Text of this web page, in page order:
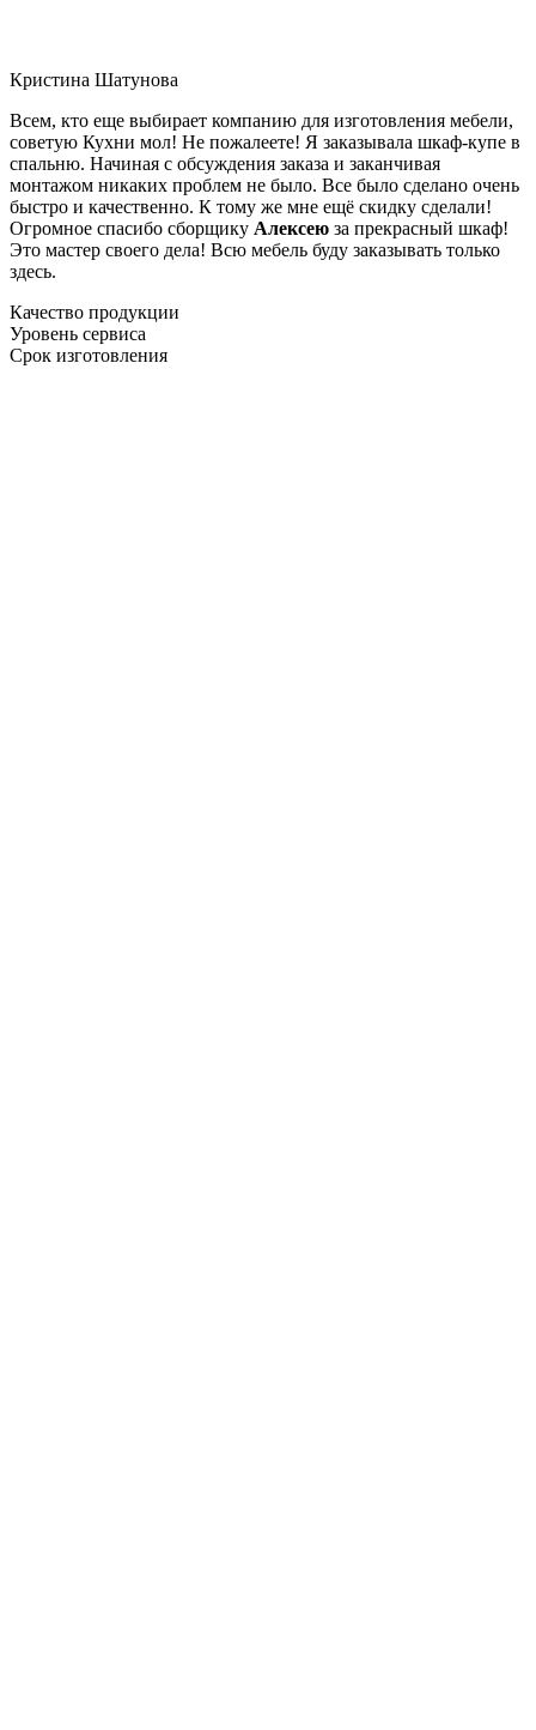
Кристина Шатунова
Всем, кто еще выбирает компанию для изготовления мебели,
советую Кухни мол! Не пожалеете! Я заказывала шкаф-купе в
спальню. Начиная с обсуждения заказа и заканчивая
монтажом никаких проблем не было. Все было сделано очень
быстро и качественно. К тому же мне ещё скидку сделали!
Огромное спасибо сборщику Алексею за прекрасный шкаф!
Это мастер своего дела! Всю мебель буду заказывать только
здесь.
Качество продукции
Уровень сервиса
Срок изготовления